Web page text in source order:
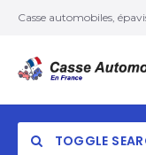
Casse automobiles,
TOGGLE